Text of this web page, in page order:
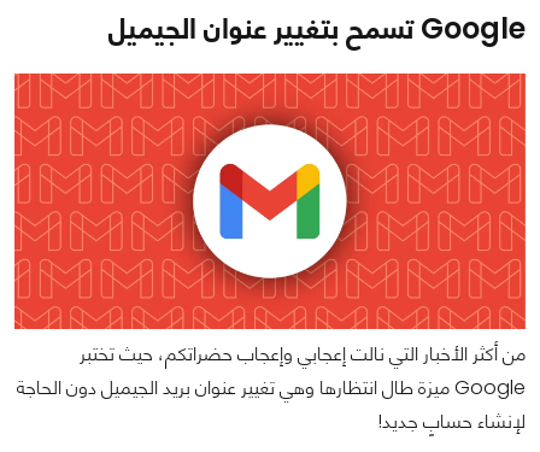
Google تسمح بتغيير عنوان الجيميل
من أكثر الأخبار التي نالت إعجابي وإعجاب حضراتكم، حيث تختبر
Google ميزة طال انتظارها وهي تغيير عنوان بريد الجيميل دون الحاجة
لإنشاء حسابٍ جديد!